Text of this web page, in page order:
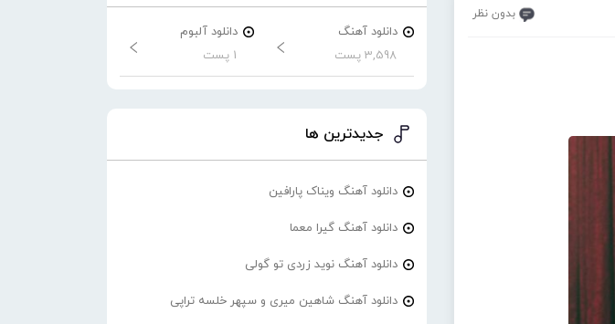
بدون نظر
دانلود آهنگ
3,598 پست
دانلود آلبوم
1 پست
جدیدترین ها
دانلود آهنگ ویناک پارافین
دانلود آهنگ گیرا معما
دانلود آهنگ نوید زردی تو گولی
دانلود آهنگ شاهین میری و سپهر خلسه تراپی